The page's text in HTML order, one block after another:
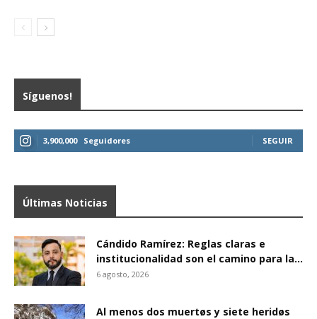
Síguenos!
3,900,000 Seguidores SEGUIR
Últimas Noticias
Cándido Ramírez: Reglas claras e
institucionalidad son el camino para la...
6 agosto, 2026
Al menos dos muertøs y siete heridøs